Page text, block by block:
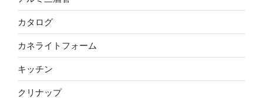
カタログ
カネライトフォーム
キッチン
クリナップ